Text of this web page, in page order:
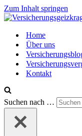
Zum Inhalt springen
Home
Über uns
Kontakt
Suchen nach …